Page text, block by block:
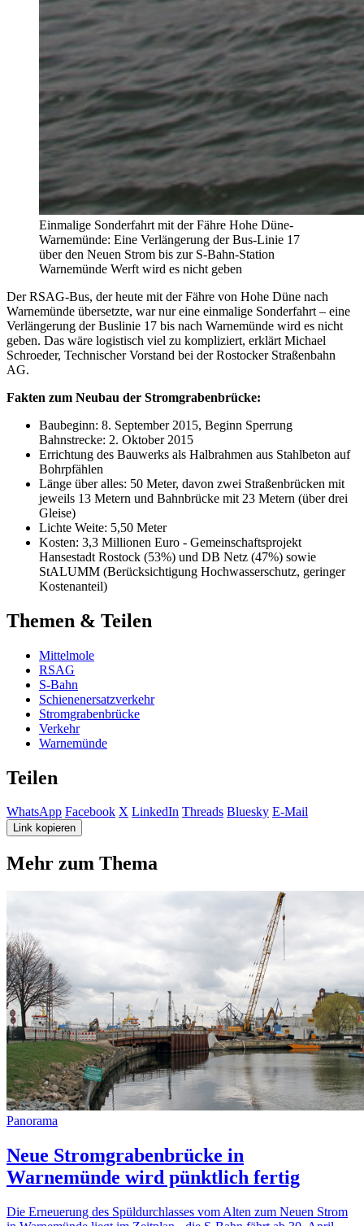
Einmalige Sonderfahrt mit der Fähre Hohe Düne-
Warnemünde: Eine Verlängerung der Bus-Linie 17
über den Neuen Strom bis zur S-Bahn-Station
Warnemünde Werft wird es nicht geben
Der RSAG-Bus, der heute mit der Fähre von Hohe Düne nach
Warnemünde übersetzte, war nur eine einmalige Sonderfahrt – eine
Verlängerung der Buslinie 17 bis nach Warnemünde wird es nicht
geben. Das wäre logistisch viel zu kompliziert, erklärt Michael
Schroeder, Technischer Vorstand bei der Rostocker Straßenbahn
AG.
Fakten zum Neubau der Stromgrabenbrücke:
Baubeginn: 8. September 2015, Beginn Sperrung
Bahnstrecke: 2. Oktober 2015
Errichtung des Bauwerks als Halbrahmen aus Stahlbeton auf
Bohrpfählen
Länge über alles: 50 Meter, davon zwei Straßenbrücken mit
jeweils 13 Metern und Bahnbrücke mit 23 Metern (über drei
Gleise)
Lichte Weite: 5,50 Meter
Kosten: 3,3 Millionen Euro - Gemeinschaftsprojekt
Hansestadt Rostock (53%) und DB Netz (47%) sowie
StALUMM (Berücksichtigung Hochwasserschutz, geringer
Kostenanteil)
Themen & Teilen
Mittelmole
RSAG
S-Bahn
Schienenersatzverkehr
Stromgrabenbrücke
Verkehr
Warnemünde
Teilen
WhatsApp Facebook X LinkedIn Threads Bluesky E-Mail
Link kopieren
Mehr zum Thema
Panorama
Neue Stromgrabenbrücke in
Warnemünde wird pünktlich fertig
Die Erneuerung des Spüldurchlasses vom Alten zum Neuen Strom